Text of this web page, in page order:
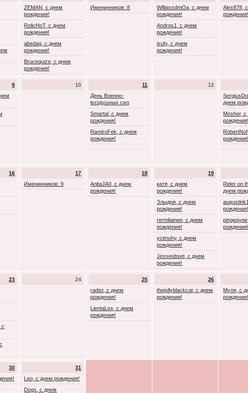
ZEMAN, с днем
рождения!
RolicHoT, с днем
рождения!
abedag, с днем
рождения!
Brucequize, с днем
рождения!
Именинников: 8
WilliassdmOa, с днем
рождения!
Andros1, с днем
рождения!
ixufy, с днем
рождения!
Alex878,
рождения!
9
10
11
День Военно-
воздушных сил
Smartal, с днем
рождения!
RamiroFek, с днем
рождения!
12
днем
Mosher,
рождения!
рождения!
16
17
Именинников: 9
18
AnitaJA0, с днем
рождения!
19
катя, с днем
рождения!
Злыдня, с днем
рождения!
rermliainee, с днем
рождения!
ycimuhy, с днем
рождения!
Jesseobset, с днем
рождения!
Rider on
днем
рождения!
рождения!
23
с
24
25
radist, с днем
рождения!
LientaLox, с днем
рождения!
26
thejollyblackcat, с днем
рождения!
Муля, с
рождения!
30
31
Leo, с днем рождения!
Dogs, с днем